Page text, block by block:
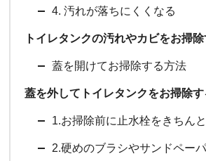
4. 汚れが落ちにくくなる
トイレタンクの汚れやカビをお掃
蓋を開けてお掃除する方法
蓋を外してトイレタンクをお掃除
1.お掃除前に止水栓をきちん
2.硬めのブラシやサンドペー